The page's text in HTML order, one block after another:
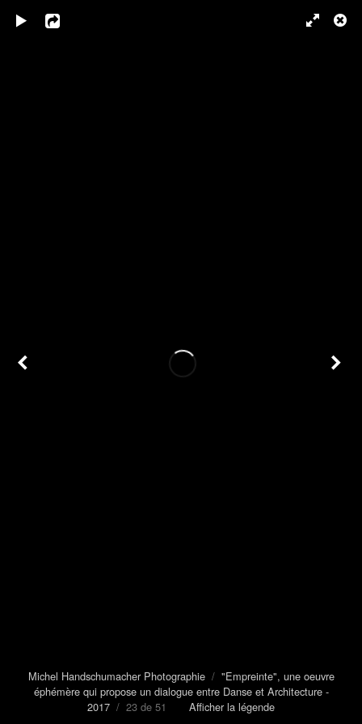
Michel Handschumacher Photographie/ "Empreinte", une oeuvre
éphémère qui propose un dialogue entre Danse et Architecture -
2017 / 23 de 51 Afficher la légende